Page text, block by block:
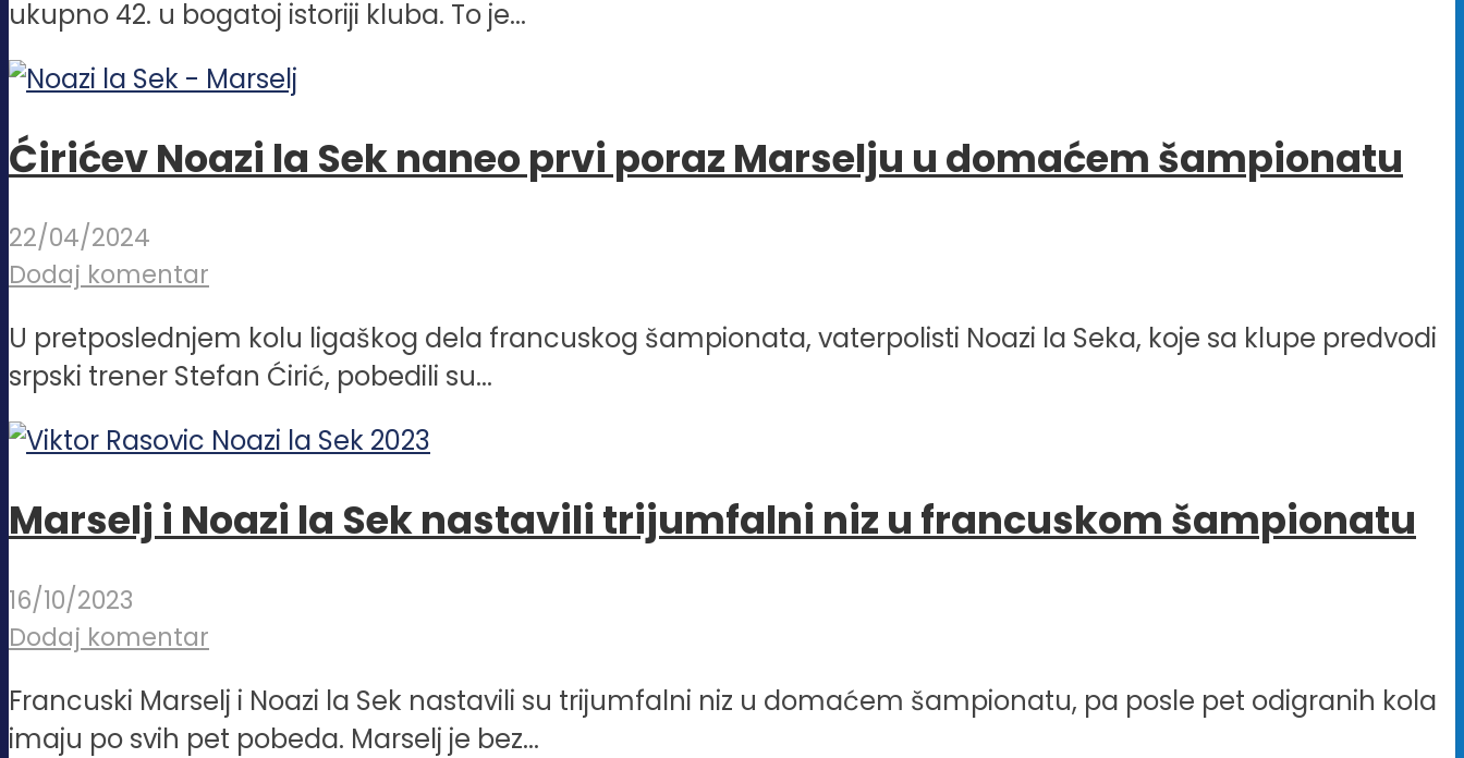
ukupno 42. u bogatoj istoriji kluba. To je...
Ćirićev Noazi la Sek naneo prvi poraz Marselju u domaćem šampionatu
22/04/2024
Dodaj komentar
U pretposlednjem kolu ligaškog dela francuskog šampionata, vaterpolisti Noazi la Seka, koje sa klupe predvodi
srpski trener Stefan Ćirić, pobedili su...
Marselj i Noazi la Sek nastavili trijumfalni niz u francuskom šampionatu
16/10/2023
Dodaj komentar
Francuski Marselj i Noazi la Sek nastavili su trijumfalni niz u domaćem šampionatu, pa posle pet odigranih kola
imaju po svih pet pobeda. Marselj je bez...